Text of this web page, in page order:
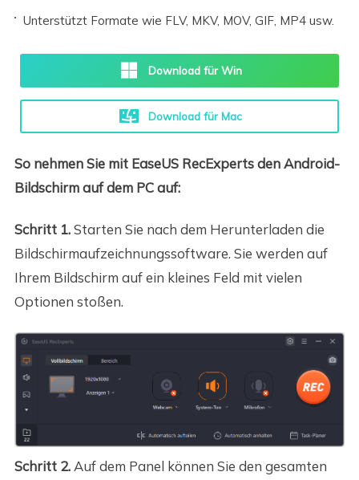
Unterstützt Formate wie FLV, MKV, MOV, GIF, MP4 usw.
Download für Win
Download für Mac
So nehmen Sie mit EaseUS RecExperts den Android-
Bildschirm auf dem PC auf:
Schritt 1.Starten Sie nach dem Herunterladen die
Bildschirmaufzeichnungssoftware. Sie werden auf
Ihrem Bildschirm auf ein kleines Feld mit vielen
Optionen stoßen.
Schritt 2.Auf dem Panel können Sie den gesamten